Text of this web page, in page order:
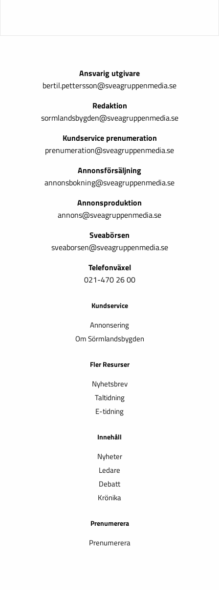
Ansvarig utgivare
bertil.pettersson@sveagruppenmedia.se
Redaktion
sormlandsbygden@sveagruppenmedia.se
Kundservice prenumeration
prenumeration@sveagruppenmedia.se
Annonsförsäljning
annonsbokning@sveagruppenmedia.se
Annonsproduktion
annons@sveagruppenmedia.se
Sveabörsen
sveaborsen@sveagruppenmedia.se
Telefonväxel
021-470 26 00
Kundservice
Annonsering
Om Sörmlandsbygden
Fler Resurser
Nyhetsbrev
Taltidning
E-tidning
Innehåll
Nyheter
Ledare
Debatt
Krönika
Prenumerera
Prenumerera